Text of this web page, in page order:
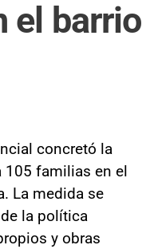
el barrio
concretó la
105 familias en el
La medida se
la política
y obras